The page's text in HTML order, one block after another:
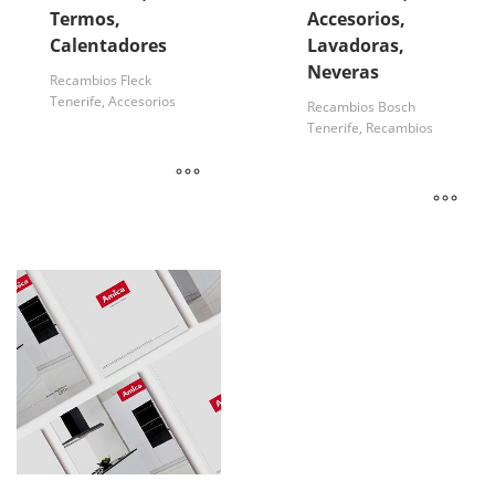
Termos,
Calentadores
Recambios Fleck
Tenerife, Accesorios
Accesorios,
Lavadoras,
Neveras
Recambios Bosch
Tenerife, Recambios